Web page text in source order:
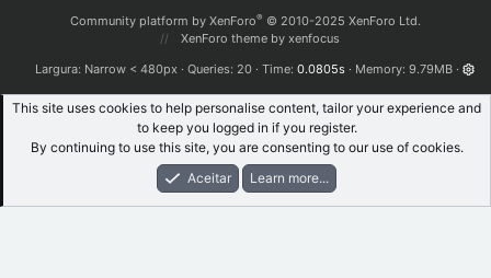
Community platform by XenForo® © 2010-2025 XenForo Ltd.
XenForo theme by xenfocus
Largura
Queries 20 Time 0.0805s Memory 9.79MB
This site uses cookies to help personalise content, tailor your experience and
to keep you logged in if you register.
By continuing to use this site, you are consenting to our use of cookies.
Aceitar
Learn more...